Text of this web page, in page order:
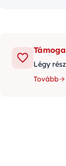
Légy
Tovább